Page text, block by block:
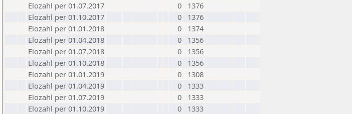
Elozahl per 01.07.2017
0
1376
Elozahl per 01.10.2017
0
1376
Elozahl per 01.01.2018
0
1374
Elozahl per 01.04.2018
0
1356
Elozahl per 01.07.2018
0
1356
Elozahl per 01.10.2018
0
1356
Elozahl per 01.01.2019
0
1308
Elozahl per 01.04.2019
0
1333
Elozahl per 01.07.2019
0
1333
Elozahl per 01.10.2019
0
1333